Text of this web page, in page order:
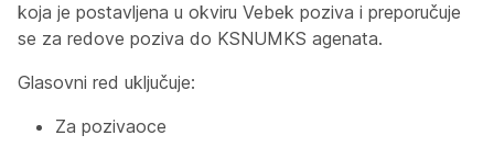
koja je postavljena u okviru Vebek poziva i preporučuje
se za redove poziva do KSNUMKS agenata.
Glasovni red uključuje:
Za pozivaoce